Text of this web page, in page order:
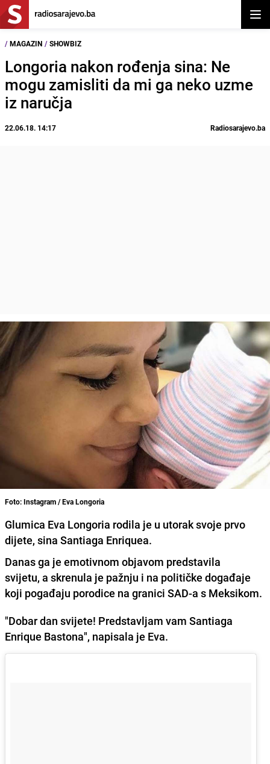
/ MAGAZIN / SHOWBIZ
Longoria nakon rođenja sina: Ne
mogu zamisliti da mi ga neko uzme
iz naručja
22.06.18. 14:17 Radiosarajevo.ba
Foto: Instagram / Eva Longoria
Glumica Eva Longoria rodila je u utorak svoje prvo
dijete, sina Santiaga Enriquea.
Danas ga je emotivnom objavom predstavila
svijetu, a skrenula je pažnju i na političke događaje
koji pogađaju porodice na granici SAD-a s Meksikom.
"Dobar dan svijete! Predstavljam vam Santiaga
Enrique Bastona", napisala je Eva.